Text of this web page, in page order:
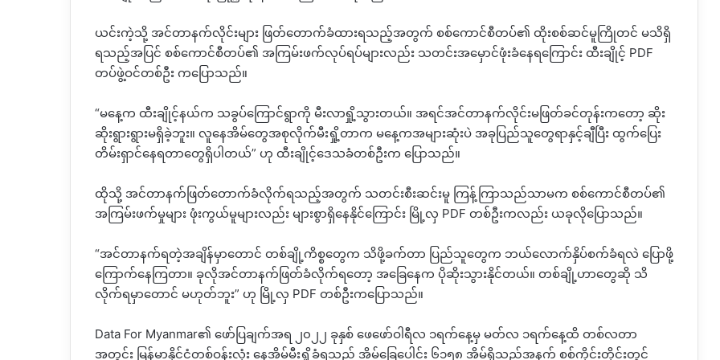
ယင်းကဲ့သို့ အင်တာနက်လိုင်းများ ဖြတ်တောက်ခံထားရသည့်အတွက် စစ်ကောင်စီတပ်၏ ထိုးစစ်ဆင်မူကြိုတင် မသိရှိ
ရသည့်အပြင် စစ်ကောင်စီတပ်၏ အကြမ်းဖက်လုပ်ရပ်များလည်း သတင်းအမှောင်ဖုံးခံနေရကြောင်း ထီးချိုင့် PDF
တပ်ဖွဲ့ဝင်တစ်ဦး ကပြောသည်။
“မ‌နေ့က ထီးချိုင့်နယ်က သခွပ်ကြောင်ရွာကို မီးလာရှို့သွားတယ်။ အရင်အင်တာနက်လိုင်းမဖြတ်ခင်တုန်းကတော့ ဆိုး
ဆိုးရွားရွားမရှိခဲ့ဘူး။ လူနေအိမ်တွေအစုလိုက်မီးရှို့တာက မနေ့ကအများဆုံးပဲ အခုပြည်သူတွေရာနှင့်ချီပြီး ထွက်ပြေး
တိမ်းရှာင်နေရတာတွေရှိပါတယ်” ဟု ထီးချိုင့်ဒေသခံတစ်ဦးက ပြောသည်။
ထိုသို့ အင်တာနက်ဖြတ်တောက်ခံလိုက်ရသည့်အတွက် သတင်းစီးဆင်းမူ ကြန့်ကြာသည်သာမက စစ်ကောင်စီတပ်၏
အကြမ်းဖက်မှုများ ဖုံးကွယ်မူများလည်း များစွာရှိနေနိုင်ကြောင်း မြို့လှ PDF တစ်ဦးက‌လည်း ယခုလိုပြောသည်။
“အင်တာနက်ရတဲ့အချိန်မှာတောင် တစ်ချို့ကိစ္စတွေက သိဖို့ခက်တာ ပြည်သူတွေက ဘယ်လောက်နှိပ်စက်ခံရလဲ ပြောဖို့
ကြောက်နေကြတာ။ ခုလိုအင်တာနက်ဖြတ်ခံလိုက်ရတော့ အခြေနေက ပိုဆိုးသွားနိုင်တယ်။ တစ်ချို့ဟာတွေဆို သိ
လိုက်ရမှာတောင် မဟုတ်ဘူး” ဟု မြို့လှ PDF တစ်ဦးကပြောသည်။
Data For Myanmar၏ ဖော်ပြချက်အရ ၂၀၂၂ ခုနှစ် ဖေဖော်ဝါရီလ ၁ရက်နေ့မှ မတ်လ ၁ရက်နေ့ထိ တစ်လတာ
အတွင်း မြန်မာနိုင်ငံတစ်ဝန်းလုံး နေအိမ်မီးရှို့ခံရသည့် အိမ်ခြေပေါင်း ၆၁၅၈ အိမ်ရှိသည့်အနက် စစ်ကိုင်းတိုင်းတွင်